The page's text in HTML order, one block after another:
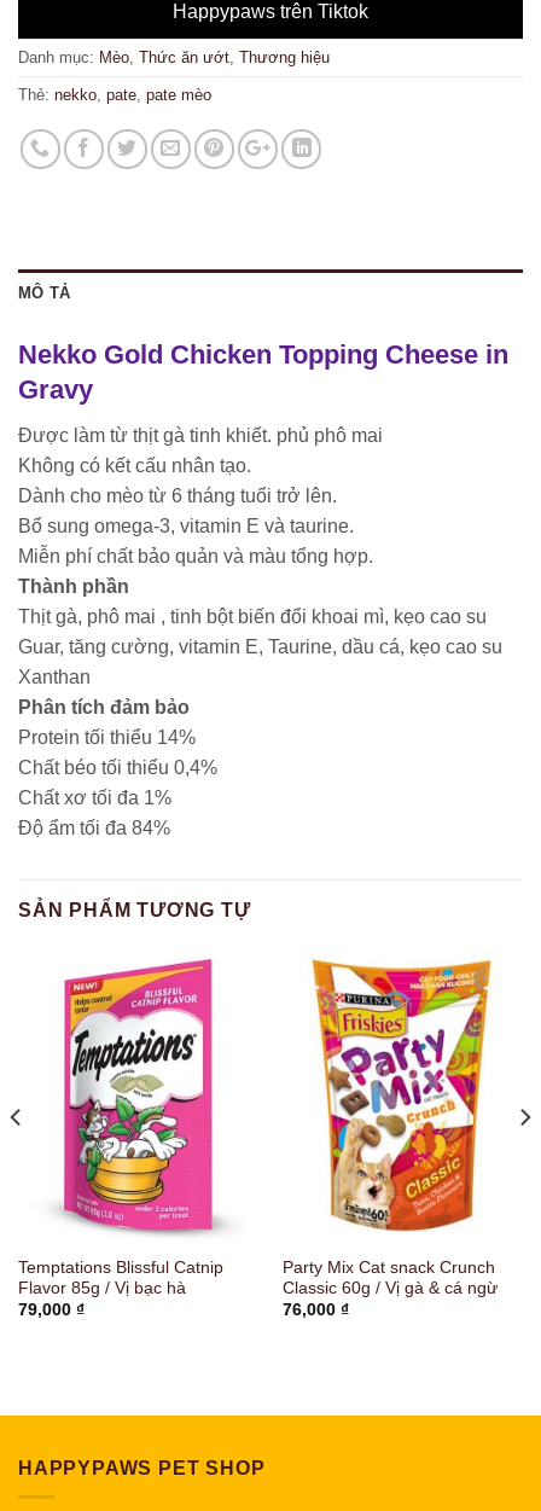
Happypaws trên Tiktok
Danh mục: Mèo, Thức ăn ướt, Thương hiệu
Thẻ: nekko, pate, pate mèo
MÔ TẢ
Nekko Gold Chicken Topping Cheese in
Gravy
Được làm từ thịt gà tinh khiết. phủ phô mai
Không có kết cấu nhân tạo.
Dành cho mèo từ 6 tháng tuổi trở lên.
Bổ sung omega-3, vitamin E và taurine.
Miễn phí chất bảo quản và màu tổng hợp.
Thành phần
Thịt gà, phô mai , tinh bột biến đổi khoai mì, kẹo cao su
Guar, tăng cường, vitamin E, Taurine, dầu cá, kẹo cao su
Xanthan
Phân tích đảm bảo
Protein tối thiểu 14%
Chất béo tối thiểu 0,4%
Chất xơ tối đa 1%
Độ ẩm tối đa 84%
SẢN PHẨM TƯƠNG TỰ
Temptations Blissful Catnip
Flavor 85g / Vị bạc hà
79,000 ₫
Party Mix Cat snack Crunch
Classic 60g / Vị gà & cá ngừ
76,000 ₫
HAPPYPAWS PET SHOP